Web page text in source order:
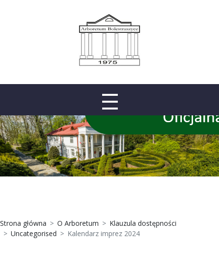
Strona główna O Arboretum
Klauzula dostępności
Uncategorised
Kalendarz imprez 2024